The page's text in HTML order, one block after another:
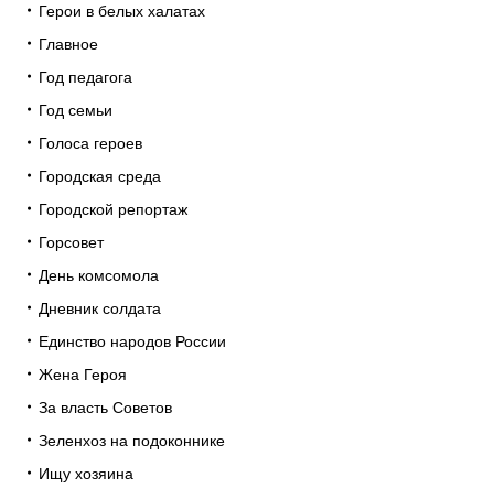
Герои в белых халатах
Главное
Год педагога
Год семьи
Голоса героев
Городская среда
Городской репортаж
Горсовет
День комсомола
Дневник солдата
Единство народов России
Жена Героя
За власть Советов
Зеленхоз на подоконнике
Ищу хозяина